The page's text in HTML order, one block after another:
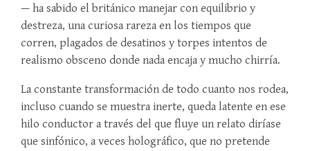
— ha sabido el británico manejar con equilibrio y
destreza, una curiosa rareza en los tiempos que
corren, plagados de desatinos y torpes intentos de
realismo obsceno donde nada encaja y mucho chirría.
La constante transformación de todo cuanto nos rodea,
incluso cuando se muestra inerte, queda latente en ese
hilo conductor a través del que fluye un relato diríase
que sinfónico, a veces holográfico, que no pretende